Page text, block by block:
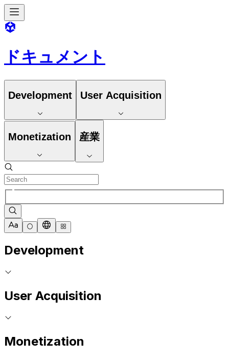
ドキュメント
Development User Acquisition
Monetization 産業
Development
User Acquisition
Monetization